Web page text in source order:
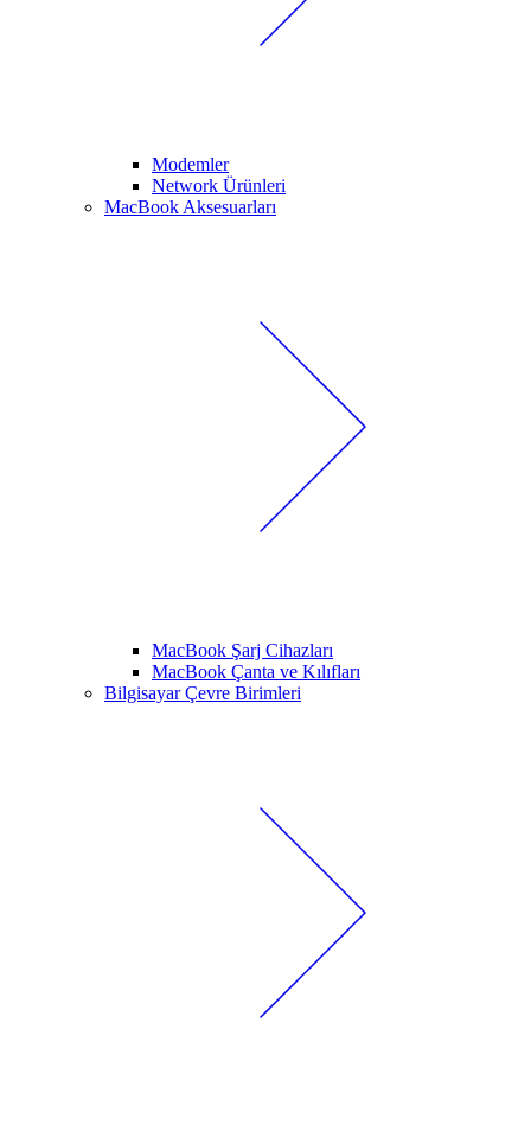
Modemler
Network Ürünleri
MacBook Aksesuarları
MacBook Şarj Cihazları
MacBook Çanta ve Kılıfları
Bilgisayar Çevre Birimleri